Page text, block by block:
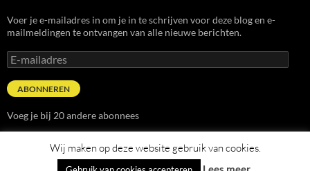
Voer je e-mailadres in om je in te schrijven voor deze blog en e-
mailmeldingen te ontvangen van alle nieuwe berichten.
E-
mailadres
ABONNEREN
Voeg je bij 20 andere abonnees
Wij maken op deze website gebruik van cookies.